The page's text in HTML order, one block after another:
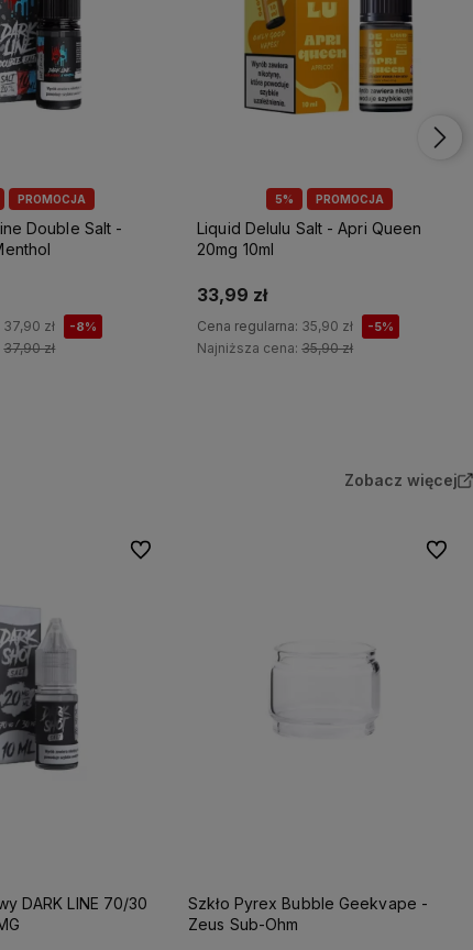
PROMOCJA
Double Salt -
37,90 zł -8%
37,90 zł
5% PROMOCJA
Liquid Delulu Salt - Apri Queen
20mg 10ml
33,99 zł
Cena regularna: 35,90 zł -5%
Najniższa cena:35,90 zł
Zobacz więcej
DARK LINE 70/30
Do ulubionych
Szkło Pyrex Bubble Geekvape -
Zeus Sub-Ohm
Do